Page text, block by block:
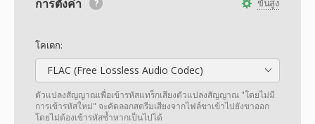
ขั้นสูง
การตั้งค่า
โคเดก:
FLAC (Free Lossless Audio Codec)
ตัวแปลงสัญญาณเพื่อเข้ารหัสแทร็กเสียงตัวแปลงสัญญาณ "โดยไม่มี
การเข้ารหัสใหม่" จะคัดลอกสตรีมเสียงจากไฟล์ขาเข้าไปยังขาออก
โดยไม่ต้องเข้ารหัสซ้ำหากเป็นไปได้